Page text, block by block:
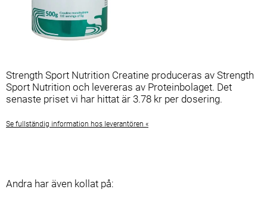
Strength Sport Nutrition Creatine produceras av Strength
Sport Nutrition och levereras av Proteinbolaget. Det
senaste priset vi har hittat är 3.78 kr per dosering.
Se fullständig information hos leverantören «
Andra har även kollat på: